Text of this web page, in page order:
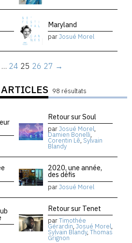
Maryland
parJosué Morel
… 24 25 26 27 →
98 résultats
Retour sur Soul
parJosué Morel,
Damien Bonelli,
Corentin Lê, Sylvain
Blandy
2020, une année,
des défis
parJosué Morel
Retour sur Tenet
parTimothée
Gérardin, Josué Morel,
Sylvain Blandy, Thomas
Grignon